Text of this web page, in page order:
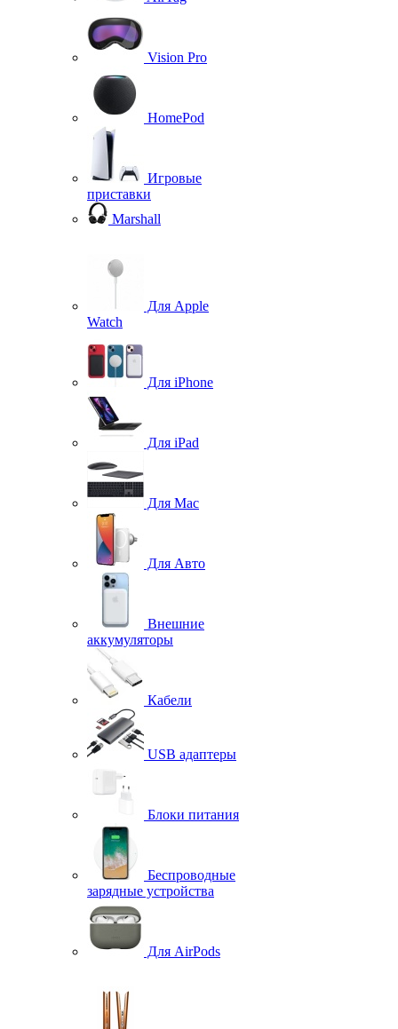
Vision Pro
HomePod
Игровые
приставки
Marshall
Для Apple
Watch
Для iPhone
Для iPad
Для Mac
Для Авто
Внешние
аккумуляторы
Кабели
USB адаптеры
Блоки питания
Беспроводные
зарядные устройства
Для AirPods